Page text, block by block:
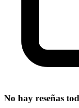
No hay reseñas